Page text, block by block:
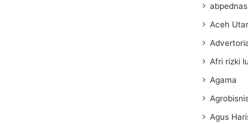
abpednas
Aceh
Afri rizki
Agama
Agus